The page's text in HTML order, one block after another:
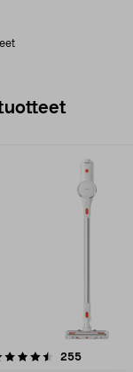
255arvostelut
4.5 viidestä